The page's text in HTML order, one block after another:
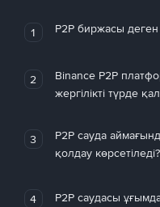
1 P2P биржасы деген
2
Binance P2P
жергілікті түрде
3
P2P сауда
қолдау көрсетіледі?
4 P2P саудасы